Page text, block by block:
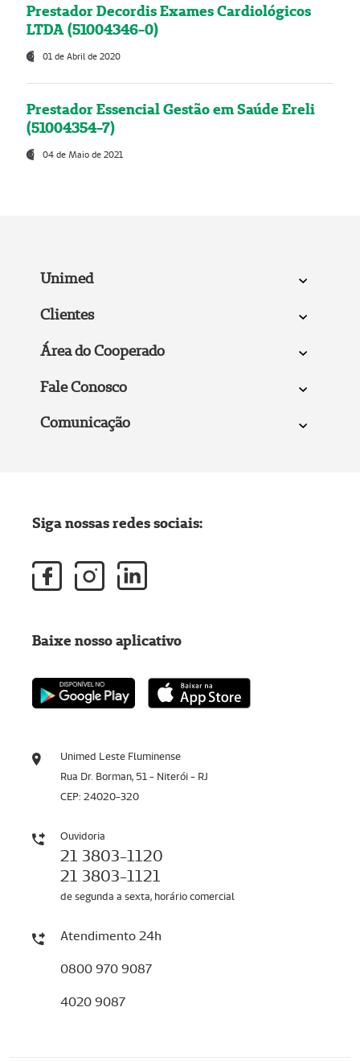
Prestador Decordis Exames Cardiológicos
LTDA (51004346-0)
01 de Abril de 2020
Prestador Essencial Gestão em Saúde Ereli
(51004354-7)
04 de Maio de 2021
Unimed
Clientes
Área do Cooperado
Fale Conosco
Comunicação
Unimed Leste Fluminense
Rua Dr. Borman, 51 - Niterói - RJ
CEP: 24020-320
Ouvidoria
21 3803-1120
21 3803-1121
de segunda a sexta, horário comercial
Atendimento 24h
0800 970 9087
4020 9087
Siga nossas redes sociais:
Baixe nosso aplicativo